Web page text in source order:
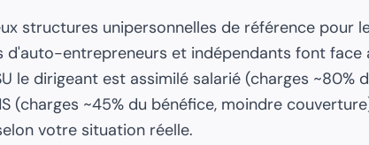
structures unipersonnelles de référence pour
d'auto-entrepreneurs et indépendants font face
le dirigeant est assimilé salarié (charges ~80%
(charges ~45% du bénéfice, moindre
votre situation réelle.